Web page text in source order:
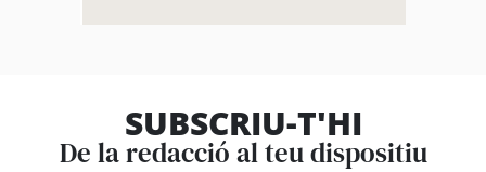
SUBSCRIU-T'HI
De la redacció al teu dispositiu